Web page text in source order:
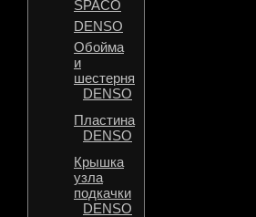
SPACO
DENSO
Обойма
и
шестерня
DENSO
Пластина
DENSO
Крышка
узла
подкачки
DENSO